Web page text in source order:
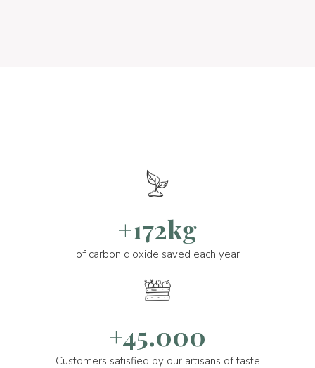
+172kg
of carbon dioxide saved each year
+45.000
Customers satisfied by our artisans of taste